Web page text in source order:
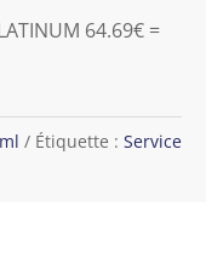
64.69€ =
Étiquette : Service